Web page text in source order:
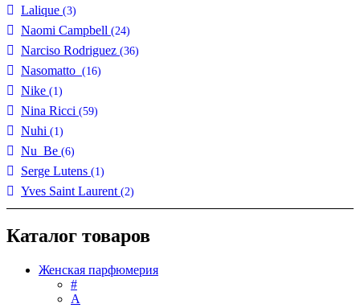
Lalique (3)
Naomi Campbell (24)
Narciso Rodriguez (36)
Nasomatto (16)
Nike (1)
Nina Ricci (59)
Nuhi (1)
Nu_Be (6)
Serge Lutens (1)
Yves Saint Laurent (2)
Каталог товаров
Женская парфюмерия
#
А